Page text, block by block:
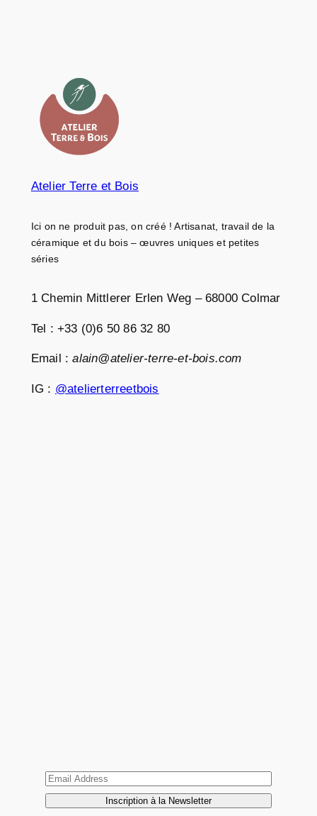
Atelier Terre et Bois
Ici on ne produit pas, on créé ! Artisanat, travail de la
céramique et du bois – œuvres uniques et petites
séries
1 Chemin Mittlerer Erlen Weg – 68000 Colmar
Tel : +33 (0)6 50 86 32 80
Email :alain@atelier-terre-et-bois.com
IG : @atelierterreetbois